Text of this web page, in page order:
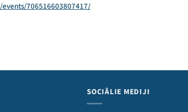
706516603807417/
SOCIĀLIE MEDIJI